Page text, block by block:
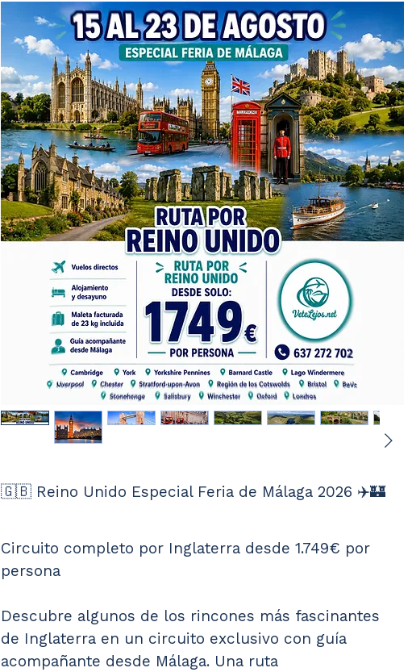
🇬🇧 Reino Unido Especial Feria de Málaga 2026 ✈️🏰
Circuito completo por Inglaterra desde 1.749€ por
persona
Descubre algunos de los rincones más fascinantes
de Inglaterra en un circuito exclusivo con guía
acompañante desde Málaga. Una ruta